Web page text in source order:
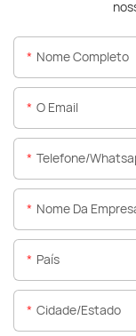
Nome Completo
O Email
Telefone/
Nome Da
País
Cidade/estado